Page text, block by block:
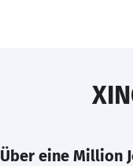
Über eine Million